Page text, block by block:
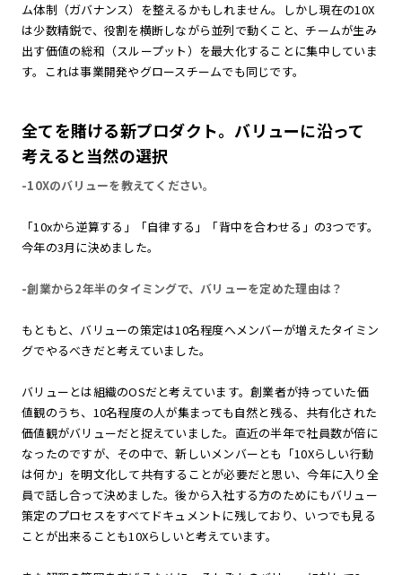
ム体制（ガバナンス）を整えるかもしれません。しかし現在の10X
は少数精鋭で、役割を横断しながら並列で動くこと、チームが生み
出す価値の総和（スループット）を最大化することに集中していま
す。これは事業開発やグロースチームでも同じです。
全てを賭ける新プロダクト。バリューに沿って
考えると当然の選択
-10Xのバリューを教えてください。
「10xから逆算する」「自律する」「背中を合わせる」の3つです。
今年の3月に決めました。
-創業から2年半のタイミングで、バリューを定めた理由は？
もともと、バリューの策定は10名程度へメンバーが増えたタイミン
グでやるべきだと考えていました。
バリューとは組織のOSだと考えています。創業者が持っていた価
値観のうち、10名程度の人が集まっても自然と残る、共有化された
価値観がバリューだと捉えていました。直近の半年で社員数が倍に
なったのですが、その中で、新しいメンバーとも「10Xらしい行動
は何か」を明文化して共有することが必要だと思い、今年に入り全
員で話し合って決めました。後から入社する方のためにもバリュー
策定のプロセスをすべてドキュメントに残しており、いつでも見る
ことが出来ることも10Xらしいと考えています。